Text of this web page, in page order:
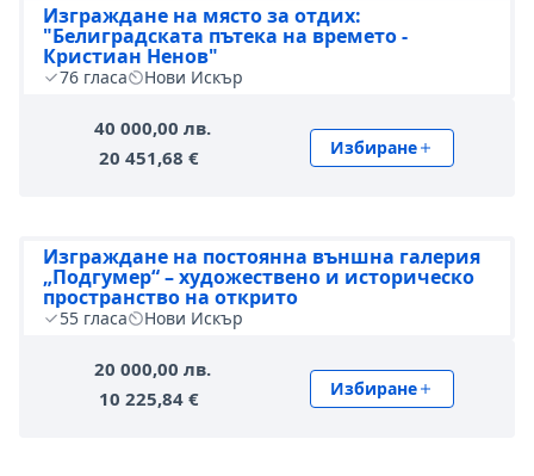
Изграждане на място за отдих:
"Белиградската пътека на времето -
Кристиан Ненов"
76 гласа Нови Искър
40 000,00 лв.
20 451,68 €
Избиране
Изграждане на постоянна външна галерия
„Подгумер“ – художествено и историческо
пространство на открито
55 гласа Нови Искър
20 000,00 лв.
10 225,84 €
Избиране